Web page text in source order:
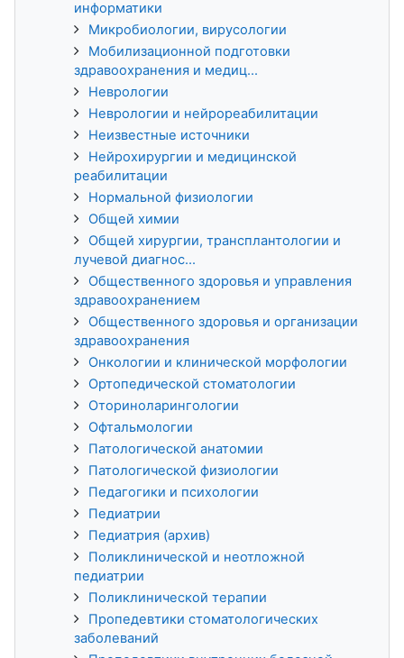
информатики
Микробиологии, вирусологии
Мобилизационной подготовки
здравоохранения и медиц...
Неврологии
Неврологии и нейрореабилитации
Неизвестные источники
Нейрохирургии и медицинской
реабилитации
Нормальной физиологии
Общей химии
Общей хирургии, трансплантологии и
лучевой диагнос...
Общественного здоровья и управления
здравоохранением
Общественного здоровья и организации
здравоохранения
Онкологии и клинической морфологии
Ортопедической стоматологии
Оториноларингологии
Офтальмологии
Патологической анатомии
Патологической физиологии
Педагогики и психологии
Педиатрии
Педиатрия (архив)
Поликлинической и неотложной
педиатрии
Поликлинической терапии
Пропедевтики стоматологических
заболеваний